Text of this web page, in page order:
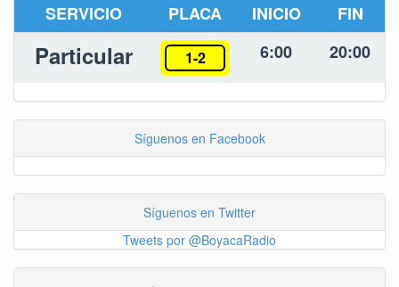
SERVICIO PLACA INICIO FIN
Particular 1-2 6:00 20:00
Síguenos en Facebook
Síguenos en Twitter
Tweets por @BoyacaRadio